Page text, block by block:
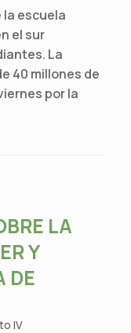
escuela
el sur
La
40 millones de
por la
LA
Y
DE
IV